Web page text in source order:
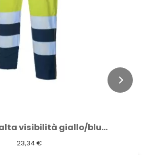
visibilità giallo/blu...
23,34 €